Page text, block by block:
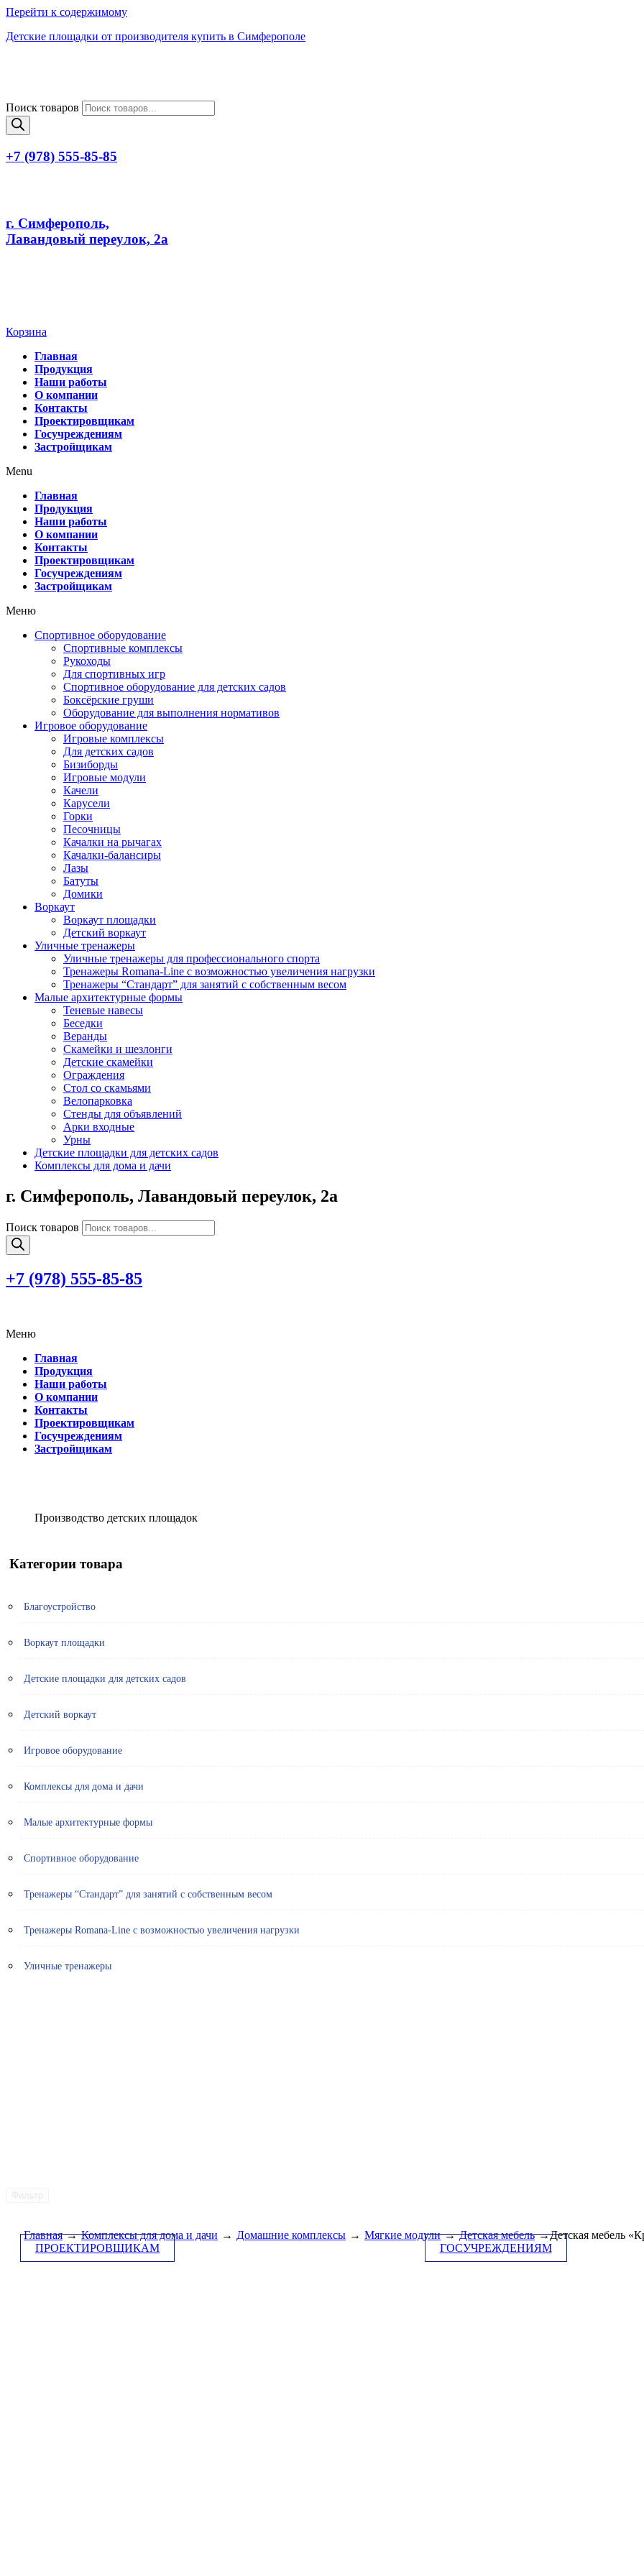
Перейти к содержимому
Детские площадки от производителя купить в Симферополе
Поиск товаров
+7 (978) 555-85-85
г. Симферополь,
Лавандовый переулок, 2а
Корзина
Главная
Продукция
Наши работы
О компании
Контакты
Проектировщикам
Госучреждениям
Застройщикам
Menu
Главная
Продукция
Наши работы
О компании
Контакты
Проектировщикам
Госучреждениям
Застройщикам
Меню
Спортивное оборудование
Спортивные комплексы
Рукоходы
Для спортивных игр
Спортивное оборудование для детских садов
Боксёрские груши
Оборудование для выполнения нормативов
Игровое оборудование
Игровые комплексы
Для детских садов
Бизиборды
Игровые модули
Качели
Карусели
Горки
Песочницы
Качалки на рычагах
Качалки-балансиры
Лазы
Батуты
Домики
Воркаут
Воркаут площадки
Детский воркаут
Уличные тренажеры
Уличные тренажеры для профессионального спорта
Тренажеры Romana-Line с возможностью увеличения нагрузки
Тренажеры “Стандарт” для занятий с собственным весом
Малые архитектурные формы
Теневые навесы
Беседки
Веранды
Скамейки и шезлонги
Детские скамейки
Ограждения
Стол со скамьями
Велопарковка
Стенды для объявлений
Арки входные
Урны
Детские площадки для детских садов
Комплексы для дома и дачи
г. Симферополь, Лавандовый переулок, 2а
Поиск товаров
+7 (978) 555-85-85
Меню
Главная
Продукция
Наши работы
О компании
Контакты
Проектировщикам
Госучреждениям
Застройщикам
Производство детских площадок
Категории товара
Благоустройство
Воркаут площадки
Детские площадки для детских садов
Детский воркаут
Игровое оборудование
Комплексы для дома и дачи
Малые архитектурные формы
Спортивное оборудование
Тренажеры “Стандарт” для занятий с собственным весом
Тренажеры Romana-Line с возможностью увеличения нагрузки
Уличные тренажеры
Главная → Комплексы для дома и дачи → Домашние комплексы → Мягкие модули → Детская мебель →Детская мебель
ПРОЕКТИРОВЩИКАМ
ГОСУЧРЕЖДЕНИЯМ